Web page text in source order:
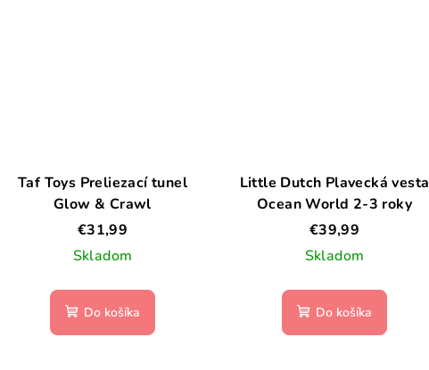
Taf Toys Preliezací tunel
Glow & Crawl
€31,99
Skladom
Do košíka
Little Dutch Plavecká vesta
Ocean World 2-3 roky
€39,99
Skladom
Do košíka